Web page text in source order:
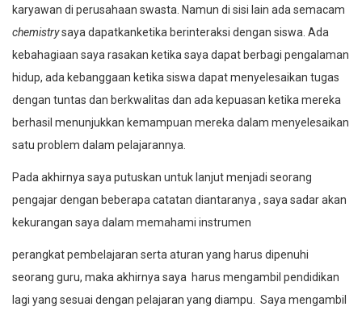
karyawan di perusahaan swasta. Namun di sisi lain ada semacam
chemistrysaya dapatkanketika berinteraksi dengan siswa. Ada
kebahagiaan saya rasakan ketika saya dapat berbagi pengalaman
hidup, ada kebanggaan ketika siswa dapat menyelesaikan tugas
dengan tuntas dan berkwalitas dan ada kepuasan ketika mereka
berhasil menunjukkan kemampuan mereka dalam menyelesaikan
satu problem dalam pelajarannya.
Pada akhirnya saya putuskan untuk lanjut menjadi seorang
pengajar dengan beberapa catatan diantaranya , saya sadar akan
kekurangan saya dalam memahami instrumen
perangkat pembelajaran serta aturan yang harus dipenuhi
seorang guru, maka akhirnya saya harus mengambil pendidikan
lagi yang sesuai dengan pelajaran yang diampu. Saya mengambil